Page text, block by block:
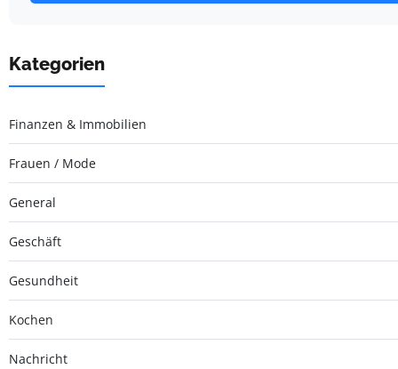
Kategorien
Finanzen & Immobilien
Frauen / Mode
General
Geschäft
Gesundheit
Kochen
Nachricht